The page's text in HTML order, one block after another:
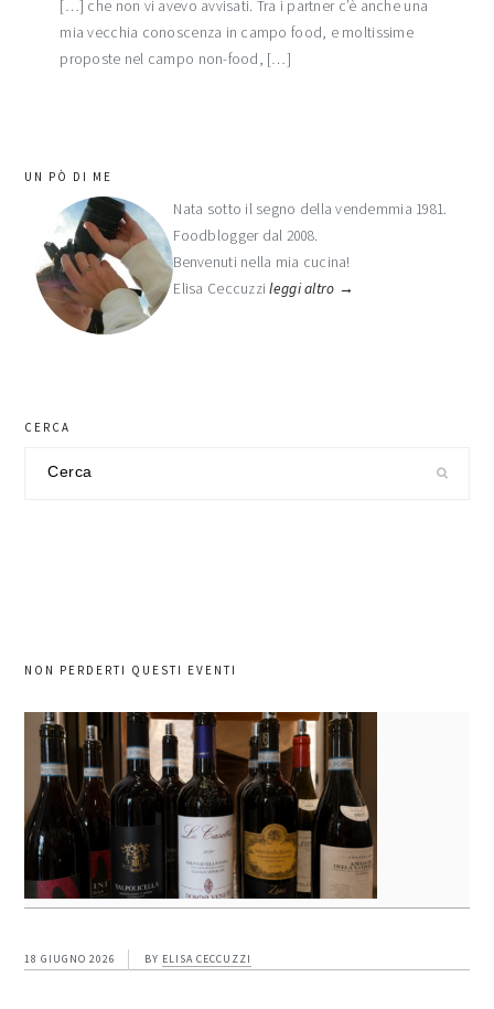
[…] che non vi avevo avvisati. Tra i partner c’è anche una
mia vecchia conoscenza in campo food, e moltissime
proposte nel campo non-food, […]
barra
laterale
primaria
UN PÒ DI ME
Nata sotto il segno della vendemmia 1981.
Foodblogger dal 2008.
Benvenuti nella mia cucina!
Elisa Ceccuzzileggi altro →
CERCA
NON PERDERTI QUESTI EVENTI
18 GIUGNO 2026 BY ELISA CECCUZZI